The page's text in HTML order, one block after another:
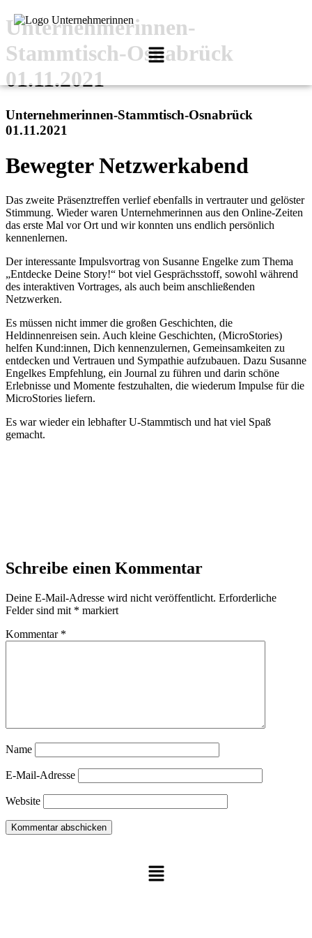
Unternehmerinnen-
Stammtisch-Osnabrück
01.11.2021
Unternehmerinnen-Stammtisch-Osnabrück
01.11.2021
Bewegter Netzwerkabend
Das zweite Präsenztreffen verlief ebenfalls in vertrauter und gelöster
Stimmung. Wieder waren Unternehmerinnen aus den Online-Zeiten
das erste Mal vor Ort und wir konnten uns endlich persönlich
kennenlernen.
Der interessante Impulsvortrag von Susanne Engelke zum Thema
„Entdecke Deine Story!“ bot viel Gesprächsstoff, sowohl während
des interaktiven Vortrages, als auch beim anschließenden
Netzwerken.
Es müssen nicht immer die großen Geschichten, die
Heldinnenreisen sein. Auch kleine Geschichten, (MicroStories)
helfen Kund:innen, Dich kennenzulernen, Gemeinsamkeiten zu
entdecken und Vertrauen und Sympathie aufzubauen. Dazu Susanne
Engelkes Empfehlung, ein Journal zu führen und darin schöne
Erlebnisse und Momente festzuhalten, die wiederum Impulse für die
MicroStories liefern.
Es war wieder ein lebhafter U-Stammtisch und hat viel Spaß
gemacht.
Schreibe einen Kommentar
Deine E-Mail-Adresse wird nicht veröffentlicht. Erforderliche
Felder sind mit * markiert
Kommentar *
Name
E-Mail-Adresse
Website